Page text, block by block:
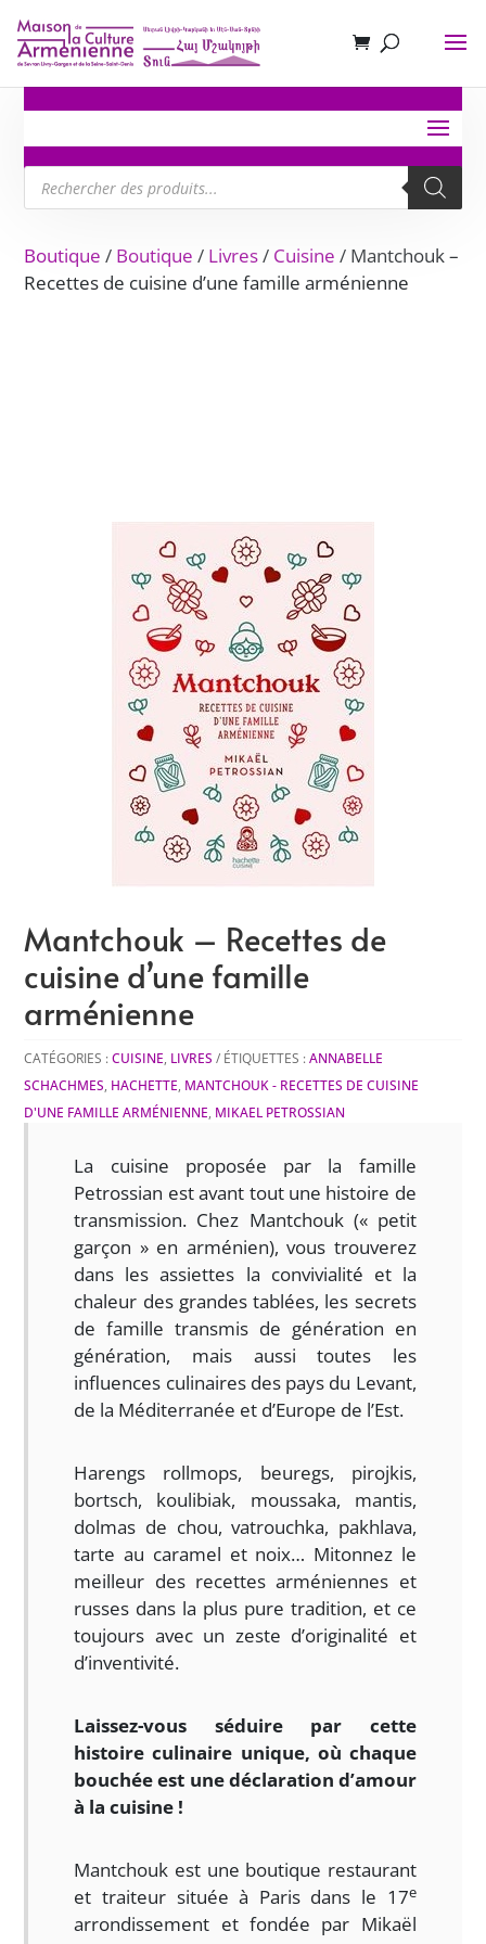
Recherche
de
produits
Boutique / Boutique / Livres/ Cuisine / Mantchouk –
Recettes de cuisine d’une famille arménienne
Mantchouk – Recettes de
cuisine d’une famille
arménienne
CATÉGORIES :CUISINE, LIVRES ÉTIQUETTES :ANNABELLE
SCHACHMES, HACHETTE, MANTCHOUK - RECETTES DE CUISINE
D'UNE FAMILLE ARMÉNIENNE, MIKAEL PETROSSIAN
La cuisine proposée par la famille
Petrossian est avant tout une histoire de
transmission. Chez Mantchouk (« petit
garçon » en arménien), vous trouverez
dans les assiettes la convivialité et la
chaleur des grandes tablées, les secrets
de famille transmis de génération en
génération, mais aussi toutes les
influences culinaires des pays du Levant,
de la Méditerranée et d’Europe de l’Est.
Harengs rollmops, beuregs, pirojkis,
bortsch, koulibiak, moussaka, mantis,
dolmas de chou, vatrouchka, pakhlava,
tarte au caramel et noix… Mitonnez le
meilleur des recettes arméniennes et
russes dans la plus pure tradition, et ce
toujours avec un zeste d’originalité et
d’inventivité.
Laissez-vous séduire par cette
histoire culinaire unique, où chaque
bouchée est une déclaration d’amour
à la cuisine !
Mantchouk est une boutique restaurant
et traiteur située à Paris dans le 17e
arrondissement et fondée par Mikaël